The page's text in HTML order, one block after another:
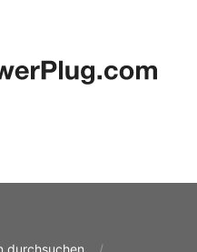
durchsuchen